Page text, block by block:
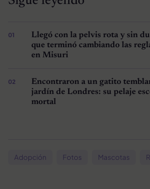
Llegó con la pelvis rota y sin
que terminó cambiando las
en Misuri
Encontraron a un gatito
jardín de Londres: su pelaje
mortal
Adopción Fotos Mascotas